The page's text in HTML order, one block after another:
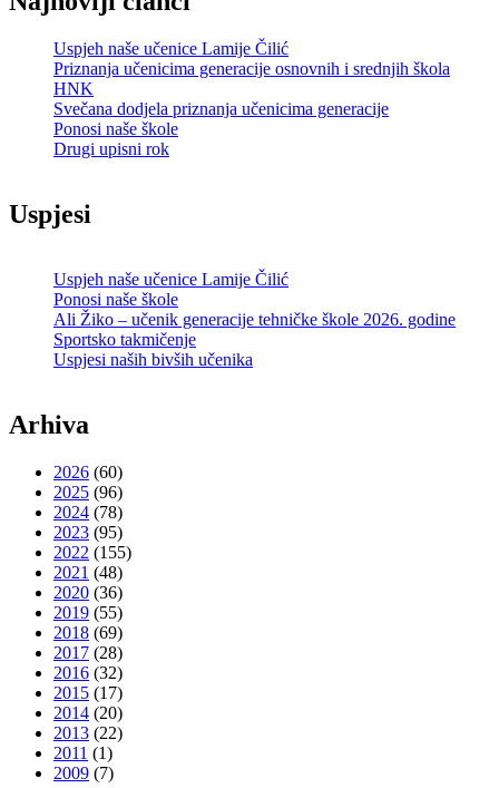
Uspjeh naše učenice Lamije Čilić
Priznanja učenicima generacije osnovnih i srednjih škola
HNK
Svečana dodjela priznanja učenicima generacije
Ponosi naše škole
Drugi upisni rok
Uspjesi
Uspjeh naše učenice Lamije Čilić
Ponosi naše škole
Ali Žiko – učenik generacije tehničke škole 2026. godine
Sportsko takmičenje
Uspjesi naših bivših učenika
Arhiva
2026 (60)
2025 (96)
2024 (78)
2023 (95)
2022 (155)
2021 (48)
2020 (36)
2019 (55)
2018 (69)
2017 (28)
2016 (32)
2015 (17)
2014 (20)
2013 (22)
2011 (1)
2009 (7)